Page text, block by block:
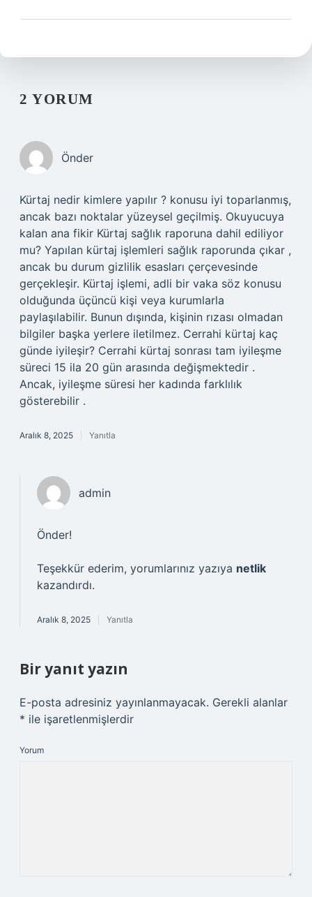
2 YORUM
Önder
Kürtaj nedir kimlere yapılır ? konusu iyi toparlanmış,
ancak bazı noktalar yüzeysel geçilmiş. Okuyucuya
kalan ana fikir Kürtaj sağlık raporuna dahil ediliyor
mu? Yapılan kürtaj işlemleri sağlık raporunda çıkar ,
ancak bu durum gizlilik esasları çerçevesinde
gerçekleşir. Kürtaj işlemi, adli bir vaka söz konusu
olduğunda üçüncü kişi veya kurumlarla
paylaşılabilir. Bunun dışında, kişinin rızası olmadan
bilgiler başka yerlere iletilmez. Cerrahi kürtaj kaç
günde iyileşir? Cerrahi kürtaj sonrası tam iyileşme
süreci 15 ila 20 gün arasında değişmektedir .
Ancak, iyileşme süresi her kadında farklılık
gösterebilir .
Aralık 8, 2025 Yanıtla
admin
Önder!
Teşekkür ederim, yorumlarınız yazıya netlik
kazandırdı.
Aralık 8, 2025 Yanıtla
Bir yanıt yazın
E-posta adresiniz yayınlanmayacak. Gerekli alanlar
* ile işaretlenmişlerdir
Yorum